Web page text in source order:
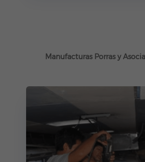
Manufacturas Porras y